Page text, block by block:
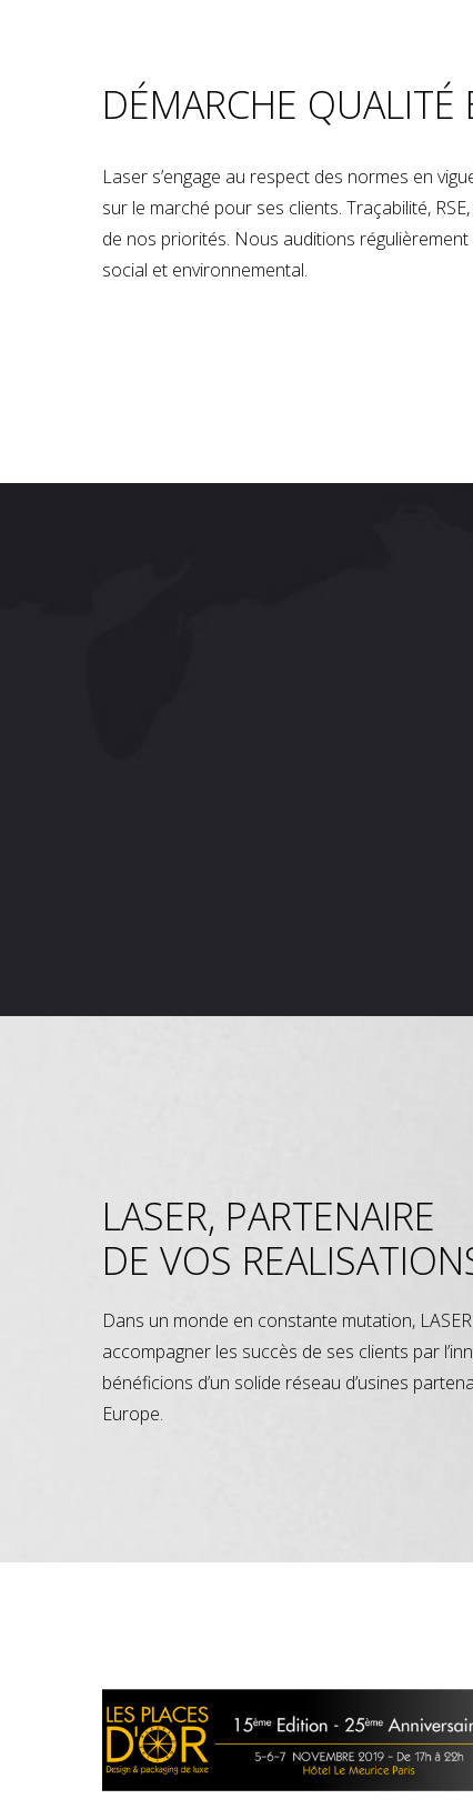
DÉMARCHE QUALITÉ
Laser s’engage au respect des normes en
sur le marché pour ses clients. Traçabilité,
de nos priorités. Nous auditions
social et environnemental.
LASER, PARTENAIRE
DE VOS
Dans un monde en constante mutation,
accompagner les succès de ses clients par
bénéficions d’un solide réseau d’usines
Europe.